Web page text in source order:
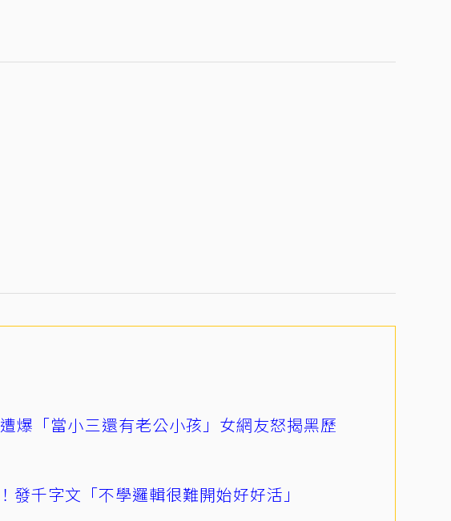
爆「當小三還有老公小孩」女網友怒揭黑歷
發千字文「不學邏輯很難開始好好活」